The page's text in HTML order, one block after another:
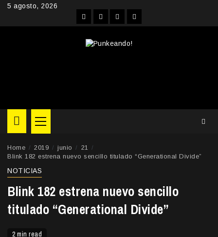
Skip5 agosto, 2026
FacebookInstagram
YouTubeTwitter
Primary
Menu
Home 2019 junio
21
Blink 182 estrena nuevo sencillo titulado “Generational Divide”
NOTICIAS
Blink 182 estrena nuevo sencillo
titulado “Generational Divide”
2 min read